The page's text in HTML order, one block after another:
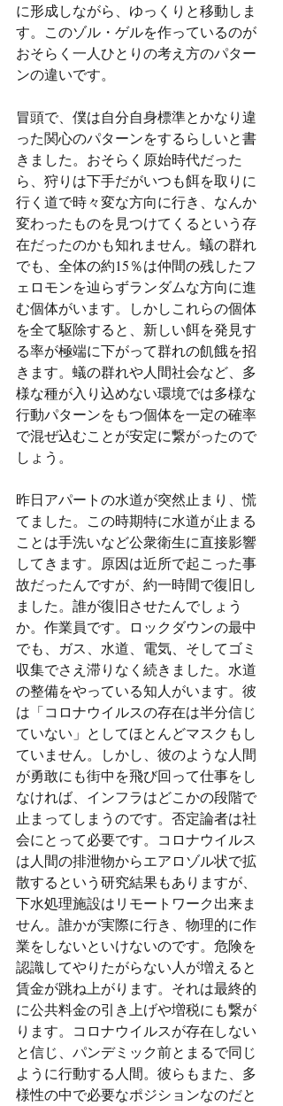
に形成しながら、ゆっくりと移動しま
す。このゾル・ゲルを作っているのが
おそらく一人ひとりの考え方のパター
ンの違いです。
冒頭で、僕は自分自身標準とかなり違
った関心のパターンをするらしいと書
きました。おそらく原始時代だった
ら、狩りは下手だがいつも餌を取りに
行く道で時々変な方向に行き、なんか
変わったものを見つけてくるという存
在だったのかも知れません。蟻の群れ
でも、全体の約15％は仲間の残したフ
ェロモンを辿らずランダムな方向に進
む個体がいます。しかしこれらの個体
を全て駆除すると、新しい餌を発見す
る率が極端に下がって群れの飢餓を招
きます。蟻の群れや人間社会など、多
様な種が入り込めない環境では多様な
行動パターンをもつ個体を一定の確率
で混ぜ込むことが安定に繋がったので
しょう。
昨日アパートの水道が突然止まり、慌
てました。この時期特に水道が止まる
ことは手洗いなど公衆衛生に直接影響
してきます。原因は近所で起こった事
故だったんですが、約一時間で復旧し
ました。誰が復旧させたんでしょう
か。作業員です。ロックダウンの最中
でも、ガス、水道、電気、そしてゴミ
収集でさえ滞りなく続きました。水道
の整備をやっている知人がいます。彼
は「コロナウイルスの存在は半分信じ
ていない」としてほとんどマスクもし
ていません。しかし、彼のような人間
が勇敢にも街中を飛び回って仕事をし
なければ、インフラはどこかの段階で
止まってしまうのです。否定論者は社
会にとって必要です。コロナウイルス
は人間の排泄物からエアロゾル状で拡
散するという研究結果もありますが、
下水処理施設はリモートワーク出来ま
せん。誰かが実際に行き、物理的に作
業をしないといけないのです。危険を
認識してやりたがらない人が増えると
賃金が跳ね上がります。それは最終的
に公共料金の引き上げや増税にも繋が
ります。コロナウイルスが存在しない
と信じ、パンデミック前とまるで同じ
ように行動する人間。彼らもまた、多
様性の中で必要なポジションなのだと